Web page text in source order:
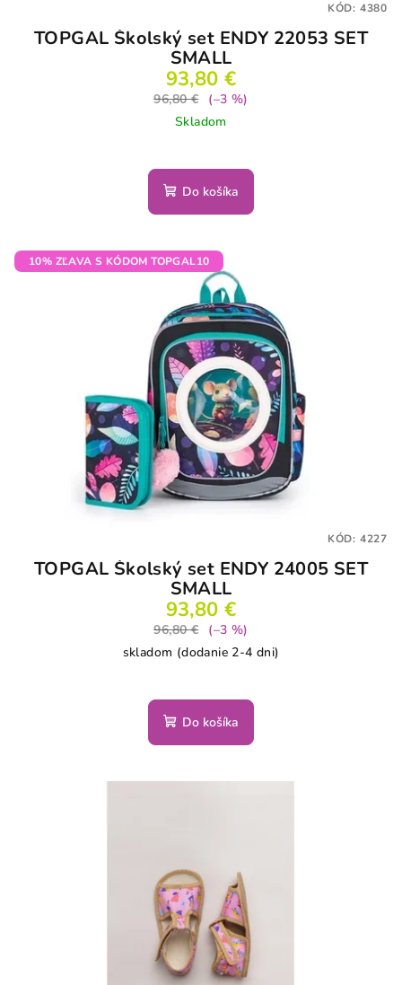
TOPGAL Školský set ENDY 22053 SET
SMALL
93,80 €
96,80 €
(–3 %)
Skladom
Do košíka
KÓD: 4380
10% ZĽAVA S KÓDOM TOPGAL10
TOPGAL Školský set ENDY 24005 SET
SMALL
93,80 €
96,80 €
(–3 %)
skladom (dodanie 2-4 dni)
Do košíka
KÓD: 4227